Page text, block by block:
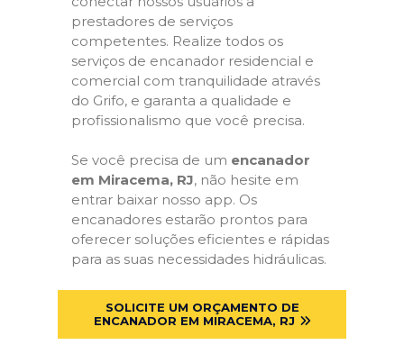
prestadores de serviços
competentes. Realize todos os
serviços de encanador residencial e
comercial com tranquilidade através
do Grifo, e garanta a qualidade e
profissionalismo que você precisa.
Se você precisa de um encanador
em Miracema, RJ, não hesite em
entrar baixar nosso app. Os
encanadores estarão prontos para
oferecer soluções eficientes e rápidas
para as suas necessidades hidráulicas.
SOLICITE UM ORÇAMENTO DE
ENCANADOR EM MIRACEMA, RJ